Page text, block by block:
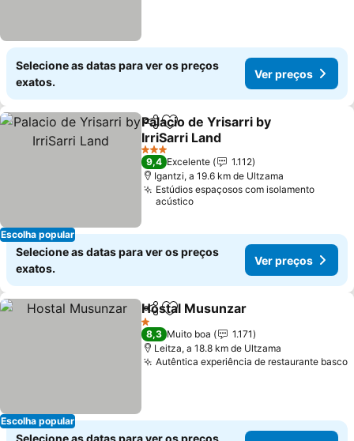
Selecione as datas para ver os preços
exatos.
Ver preços
Escolha popular
PartilharAdicionar aos favoritos
Palacio de Yrisarri by
IrriSarri Land
Ver preços
3 Estrelas
9,4 Excelente
1.112
Igantzi, a 19.6 km de Ultzama
Estúdios espaçosos com isolamento
acústico
Selecione as datas para ver os preços
exatos.
Ver preços
Escolha popular
PartilharAdicionar aos favoritos
Hostal Musunzar
1 Estrelas
8,3 Muito boa
1.171
Leitza, a 18.8 km de Ultzama
Autêntica experiência de restaurante basco
Selecione as datas para ver os preços